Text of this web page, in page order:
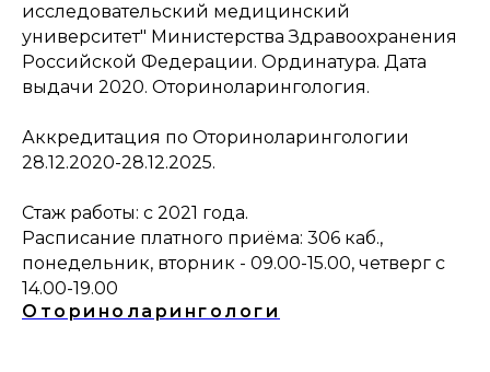
исследовательский медицинский
университет" Министерства Здравоохранения
Российской Федерации. Ординатура. Дата
выдачи 2020. Оториноларингология.
Аккредитация по Оториноларингологии
28.12.2020-28.12.2025.
Стаж работы: с 2021 года.
Расписание платного приёма: 306 каб.,
понедельник, вторник - 09.00-15.00, четверг с
14.00-19.00
Оториноларингологи